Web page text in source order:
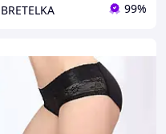
BRETELKA 99%